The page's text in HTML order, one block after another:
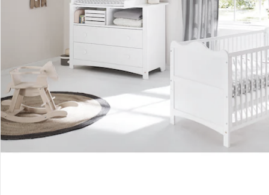
Retoure & Reklamation
Gutscheine & Aktionen
Kontakt & Service